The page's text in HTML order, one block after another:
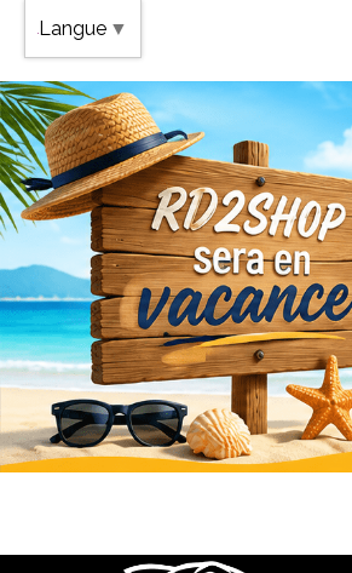
Langue ▼